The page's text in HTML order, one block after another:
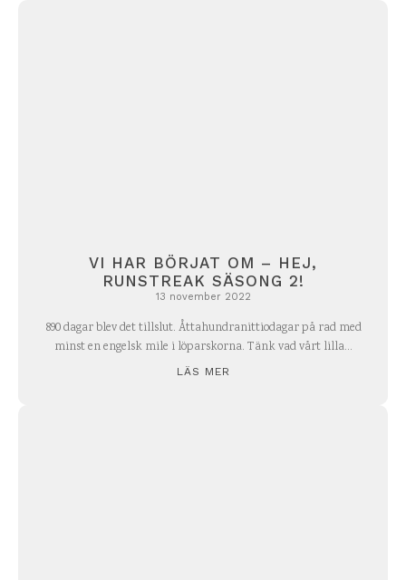
VI HAR BÖRJAT OM – HEJ,
RUNSTREAK SÄSONG 2!
13 november 2022
890 dagar blev det tillslut. Åttahundranittiodagar på rad med
minst en engelsk mile i löparskorna. Tänk vad vårt lilla...
LÄS MER